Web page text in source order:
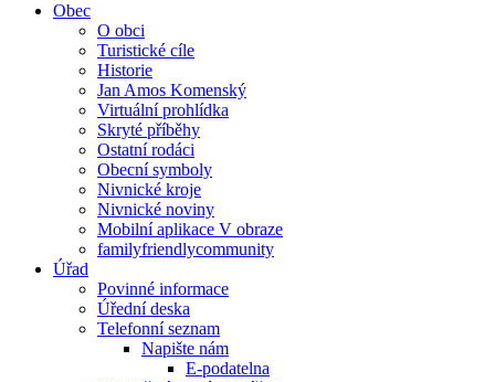
Obec
O obci
Turistické cíle
Historie
Jan Amos Komenský
Virtuální prohlídka
Skryté příběhy
Ostatní rodáci
Obecní symboly
Nivnické kroje
Nivnické noviny
Mobilní aplikace V obraze
familyfriendlycommunity
Úřad
Povinné informace
Úřední deska
Telefonní seznam
Napište nám
E-podatelna